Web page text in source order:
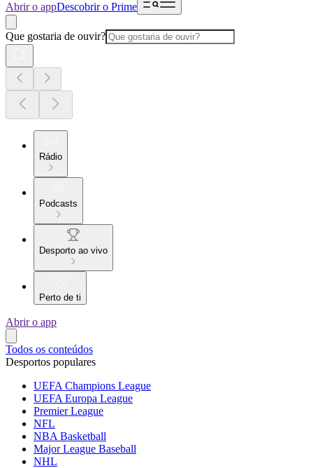
Abrir o appDescobrir o Prime
Que gostaria de ouvir?
Rádio
Podcasts
Desporto ao vivo
Perto de ti
Abrir o app
Todos os conteúdos
Desportos populares
UEFA Champions League
UEFA Europa League
Premier League
NFL
NBA Basketball
Major League Baseball
NHL